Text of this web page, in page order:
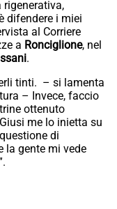
difendere i miei
al Corriere
a Ronciglione, nel
.
tinti. – si lamenta
– Invece, faccio
ottenuto
me lo inietta su
di
la gente mi vede